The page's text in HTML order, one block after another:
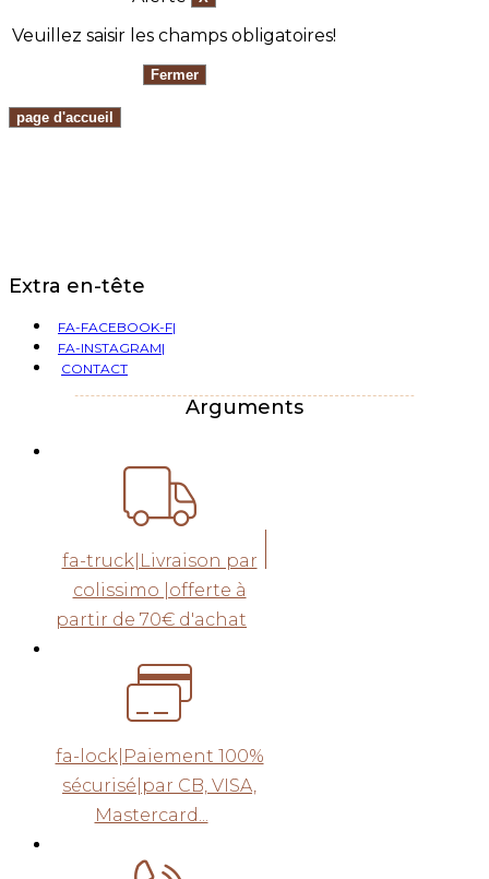
Veuillez saisir les champs obligatoires!
Extra en-tête
FA-FACEBOOK-F|
FA-INSTAGRAM|
CONTACT
Arguments
fa-truck|Livraison par
colissimo |offerte à
partir de 70€ d'achat
fa-lock|Paiement 100%
sécurisé|par CB, VISA,
Mastercard...